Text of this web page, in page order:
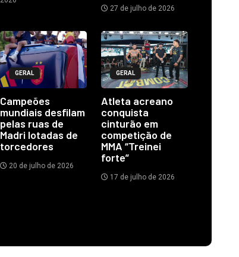
27 de julho de 2026
GERAL
Campeões
mundiais desfilam
pelas ruas de
Madri lotadas de
torcedores
20 de julho de 2026
GERAL
Atleta acreano
conquista
cinturão em
competição de
MMA “Treinei
forte”
17 de julho de 2026